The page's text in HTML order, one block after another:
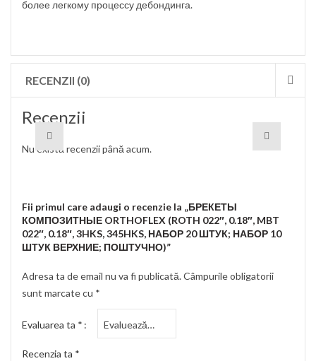
более легкому процессу дебондинга.
RECENZII (0)
Recenzii
Nu există recenzii până acum.
Fii primul care adaugi o recenzie la „БРЕКЕТЫ
КОМПОЗИТНЫЕ ORTHOFLEX (ROTH 022″, 0.18″, MBT
022″, 0.18″, 3HKS, 345HKS, НАБОР 20 ШТУК; НАБОР 10
ШТУК ВЕРХНИЕ; ПОШТУЧНО)”
Adresa ta de email nu va fi publicată.Câmpurile obligatorii
sunt marcate cu *
Evaluarea ta *
Recenzia ta *